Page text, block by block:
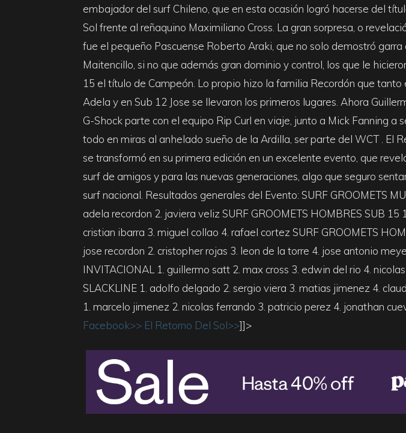
embajador del surf Chileno, que en esta ocasión logró hacerse del
Sol frente al reñaquino Maximiliano Cross. La gran sorpresa, o
fue el pequeño Pascuense Roberto Araki, que no solo demostró garra
Maitencillo, si no que además gran dominio y control, los que le
15 el título de Campeón. Lo propio hizo la familia Recordón que tanto
Adela y en Sub 12 Jose se llevaron los primeros lugares. Ahora
G-Shock parte con el equipo Rip Curl en viaje, junto a Mick Fanning a
todo en miras al anhelado sueño de la Ardilla, ser parte del WCT . El
se transformó en su primera edición en un excelente evento, que
surf de amigos y para las nuevas generaciones, algo que seguro
surf nacional. Resultados generales del Evento: SURF GROOMETS
adela recordon 2. javiera veliz SURF GROOMETS HOMBRES SUB 15
cristian ibarra 3. miguel collao 4. rafael cortez SURF GROOMETS
jose recordon 2. cristopher rojas 3. leon de la torre 4. jose antonio
INVITACIONAL 1. guillermo satt 2. max cross 3. edwin del rio 4.
SLACKLINE 1. adolfo delgado 2. sergio viera 3. matias jimenez 4.
1. marcelo jimenez 2. nicolas ferrando 3. patricio perez 4. jonathan
Facebook>> El Retorno Del Sol>>]]>